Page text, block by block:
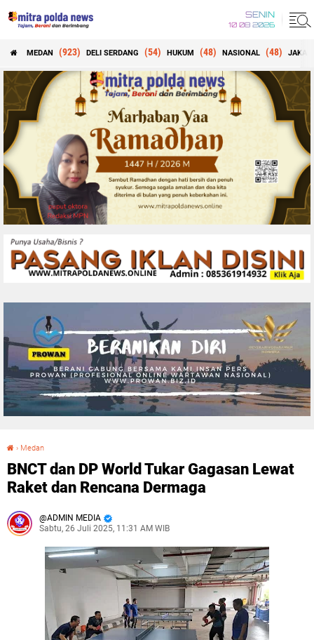
SENIN
10 08 2026
MEDAN (923) DELI SERDANG (54) HUKUM (48) NASIONAL (48)
› Medan
BNCT dan DP World Tukar Gagasan Lewat
Raket dan Rencana Dermaga
ADMIN MEDIA
Sabtu, 26 Juli 2025, 11:31 AM WIB